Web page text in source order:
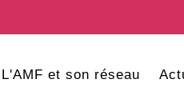
L'AMF et son réseau